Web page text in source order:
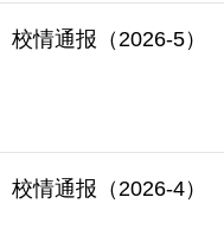
校情通报（2026-5）
校情通报（2026-4）